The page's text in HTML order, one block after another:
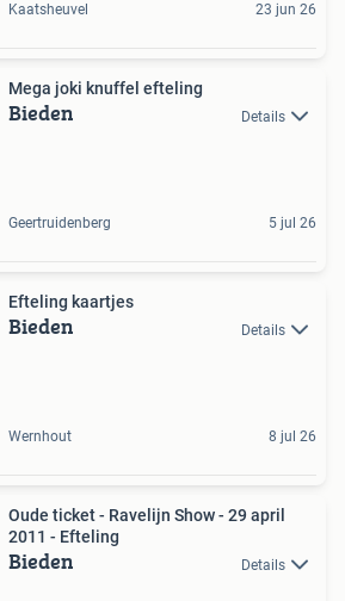
Kaatsheuvel 23 jun 26
Mega joki knuffel efteling
Bieden Details
Geertruidenberg 5 jul 26
Efteling kaartjes
Bieden Details
Wernhout 8 jul 26
Oude ticket - Ravelijn Show - 29 april
2011 - Efteling
Bieden Details